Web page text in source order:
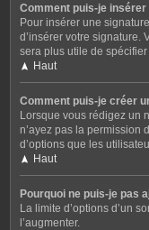
Comment puis-je
Pour insérer une
d’insérer votre signature.
sera plus utile de
Haut
Comment puis-je créer
Lorsque vous rédigez un
n’ayez pas la permission
d’options que les
Haut
Pourquoi ne puis-je pas
La limite d’options d’un
l’augmenter.